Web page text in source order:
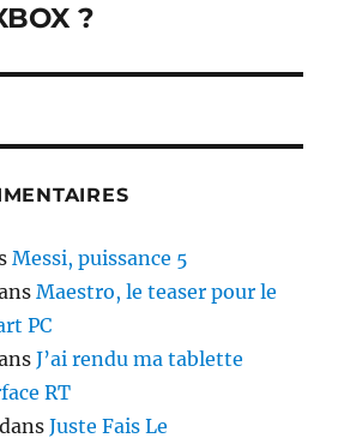
?
Messi, puissance 5
Maestro, le teaser pour le
PC
J’ai rendu ma tablette
RT
dansJuste Fais Le